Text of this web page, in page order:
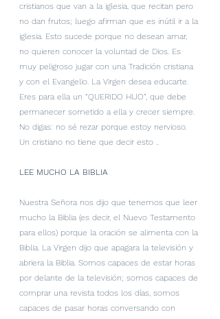
cristianos que van a la iglesia, que recitan pero
no dan frutos; luego afirman que es inútil ir a la
iglesia. Esto sucede porque no desean amar,
no quieren conocer la voluntad de Dios. Es
muy peligroso jugar con una Tradición cristiana
y con el Evangelio. La Virgen desea educarte.
Eres para ella un “QUERIDO HIJO”, que debe
permanecer sometido a ella y crecer siempre.
No digas: no sé rezar porque estoy nervioso.
Un cristiano no tiene que decir esto ..
LEE MUCHO LA BIBLIA
Nuestra Señora nos dijo que tenemos que leer
mucho la Biblia (es decir, el Nuevo Testamento
para ellos) porque la oración se alimenta con la
Biblia. La Virgen dijo que apagara la televisión y
abriera la Biblia. Somos capaces de estar horas
por delante de la televisión; somos capaces de
comprar una revista todos los días, somos
capaces de pasar horas conversando con